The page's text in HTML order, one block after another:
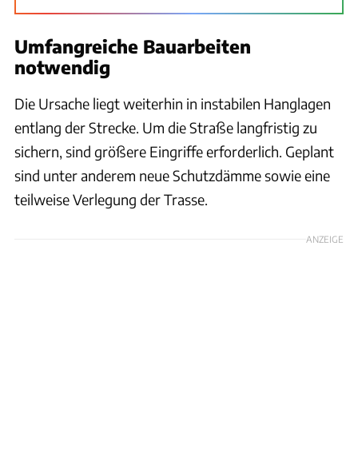
Umfangreiche Bauarbeiten
notwendig
Die Ursache liegt weiterhin in instabilen Hanglagen
entlang der Strecke. Um die Straße langfristig zu
sichern, sind größere Eingriffe erforderlich. Geplant
sind unter anderem neue Schutzdämme sowie eine
teilweise Verlegung der Trasse.
ANZEIGE